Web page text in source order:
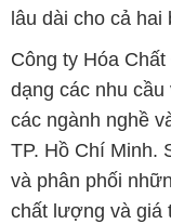
lâu dài cho cả hai
Công ty Hóa
dạng các nhu
các ngành nghề
TP. Hồ Chí Minh.
và phân phối
chất lượng và giá